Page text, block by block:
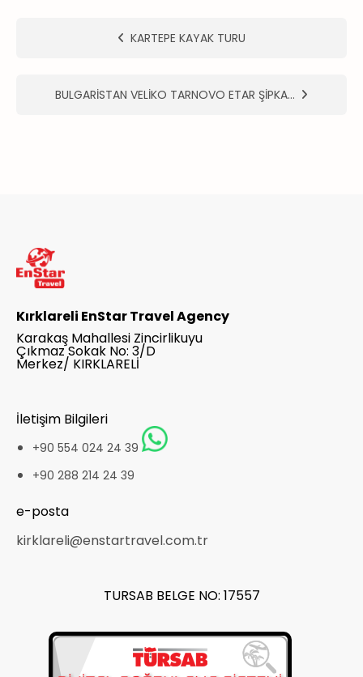
KARTEPE KAYAK TURU
BULGARİSTAN VELİKO TARNOVO ETAR ŞİPKA…
Kırklareli EnStar Travel Agency
Karakaş Mahallesi Zincirlikuyu
Çıkmaz Sokak No: 3/D
Merkez/ KIRKLARELİ
İletişim Bilgileri
+90 554 024 24 39
+90 288 214 24 39
e-posta
kirklareli@enstartravel.com.tr
TURSAB BELGE NO: 17557